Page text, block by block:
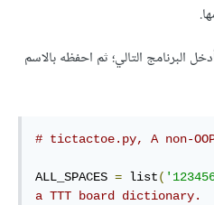
البرنامج التالي؛ ثم احفظه بالاسم
# tictactoe.py, A non-
ALL_SPACES = list(
a TTT board dictionary.